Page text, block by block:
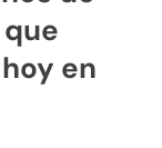
en